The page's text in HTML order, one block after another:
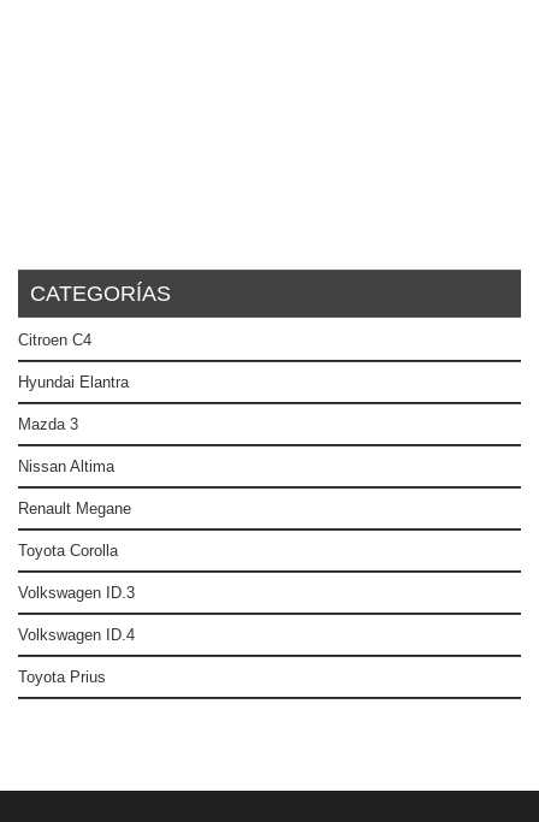
CATEGORÍAS
Citroen C4
Hyundai Elantra
Mazda 3
Nissan Altima
Renault Megane
Toyota Corolla
Volkswagen ID.3
Volkswagen ID.4
Toyota Prius